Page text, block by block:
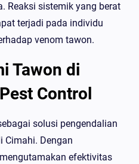
Reaksi sistemik yang berat
terjadi pada individu
venom tawon.
Tawon di
Control
solusi pengendalian
Cimahi. Dengan
efektivitas